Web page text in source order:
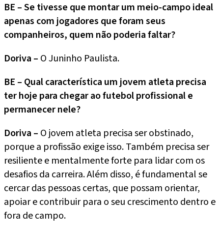
BE – Se tivesse que montar um meio-campo ideal
apenas com jogadores que foram seus
companheiros, quem não poderia faltar?
Doriva – O Juninho Paulista.
BE – Qual característica um jovem atleta precisa
ter hoje para chegar ao futebol profissional e
permanecer nele?
Doriva – O jovem atleta precisa ser obstinado,
porque a profissão exige isso. Também precisa ser
resiliente e mentalmente forte para lidar com os
desafios da carreira. Além disso, é fundamental se
cercar das pessoas certas, que possam orientar,
apoiar e contribuir para o seu crescimento dentro e
fora de campo.